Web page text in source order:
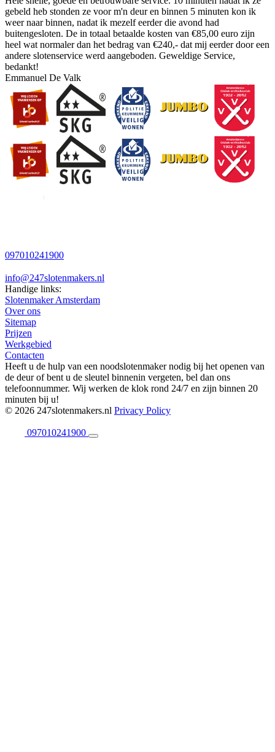
gebeld heb stonden ze voor m'n deur en binnen 5 minuten kon ik
weer naar binnen, nadat ik mezelf eerder die avond had
buitengesloten. De in totaal betaalde kosten van €85,00 euro zijn
heel wat normaler dan het bedrag van €240,- dat mij eerder door een
andere slotenservice werd aangeboden. Geweldige Service,
bedankt!
Emmanuel De Valk
097010241900
info@247slotenmakers.nl
Handige links:
Slotenmaker Amsterdam
Over ons
Sitemap
Prijzen
Werkgebied
Contacten
Heeft u de hulp van een noodslotenmaker nodig bij het openen van
de deur of bent u de sleutel binnenin vergeten, bel dan ons
telefoonnummer. Wij werken de klok rond 24/7 en zijn binnen 20
minuten bij u!
© 2026 247slotenmakers.nl Privacy Policy
097010241900